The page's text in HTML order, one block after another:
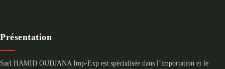
Présentation
Sarl HAMID OUDJANA Imp-Exp est spécialisée dans l’importation et le